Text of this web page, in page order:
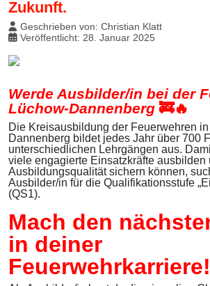
Zukunft.
Geschrieben von: Christian Klatt
Veröffentlicht: 28. Januar 2025
Werde Ausbilder/in bei der
Lüchow-Dannenberg 🚒🔥
Die Kreisausbildung der Feuerwehren
Dannenberg bildet jedes Jahr über 700
unterschiedlichen Lehrgängen aus.
viele engagierte Einsatzkräfte ausbilden
Ausbildungsqualität sichern können,
Ausbilder/in für die Qualifikationsstufe
(QS1).
Mach den
in deiner
Feuerwehrkarriere!